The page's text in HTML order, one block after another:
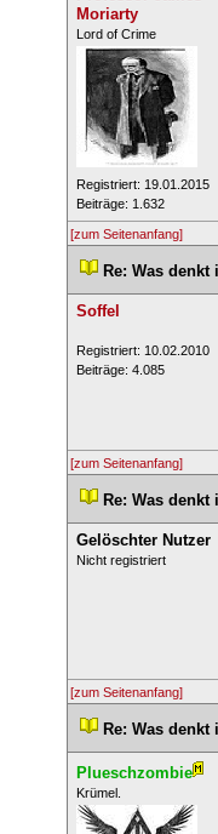
Moriarty
​Lord of Crime
Registriert: 19.01.2015
Beiträge: 1.632
[zum Seitenanfang]
Re: Was denkt
Soffel
Registriert: 10.02.2010
Beiträge: 4.085
[zum Seitenanfang]
Re: Was denkt
Gelöschter Nutzer
Nicht registriert
[zum Seitenanfang]
Re: Was denkt
Plueschzombie
​Krümel.